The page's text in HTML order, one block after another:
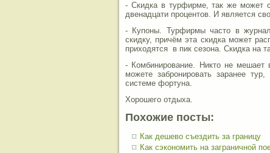
- Скидка в турфирме, так же может
двенадцати процентов. И является
- Купоны. Турфирмы часто в
скидку, причём эта скидка может
приходятся в пик сезона. Скидка на
- Комбинирование. Никто не
можете забронировать заранее
системе фортуна.
Хорошего отдыха.
Похожие посты:
Как дешево съездить за границу
Как сэкономить на заграничной